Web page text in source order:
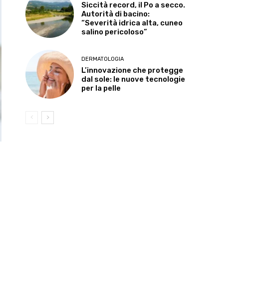
Siccità record, il Po a secco.
Autorità di bacino:
“Severità idrica alta, cuneo
salino pericoloso”
DERMATOLOGIA
L’innovazione che protegge
dal sole: le nuove tecnologie
per la pelle